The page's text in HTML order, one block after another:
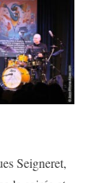
Seigneret,